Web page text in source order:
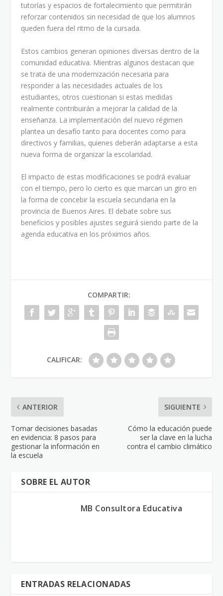
tutorías y espacios de fortalecimiento que permitirán
reforzar contenidos sin necesidad de que los alumnos
queden fuera del ritmo de la cursada.
Estos cambios generan opiniones diversas dentro de la
comunidad educativa. Mientras algunos destacan que
se trata de una modernización necesaria para
responder a las necesidades actuales de los
estudiantes, otros cuestionan si estas medidas
realmente contribuirán a mejorar la calidad de la
enseñanza. La implementación del nuevo régimen
plantea un desafío tanto para docentes como para
directivos y familias, quienes deberán adaptarse a esta
nueva forma de organizar la escolaridad.
El impacto de estas modificaciones se podrá evaluar
con el tiempo, pero lo cierto es que marcan un giro en
la forma de concebir la escuela secundaria en la
provincia de Buenos Aires. El debate sobre sus
beneficios y posibles ajustes seguirá siendo parte de la
agenda educativa en los próximos años.
COMPARTIR:
CALIFICAR:
ANTERIOR
Tomar decisiones basadas
en evidencia: 8 pasos para
gestionar la información en
la escuela
SIGUIENTE
Cómo la educación puede
ser la clave en la lucha
contra el cambio climático
SOBRE EL AUTOR
MB Consultora Educativa
ENTRADAS RELACIONADAS